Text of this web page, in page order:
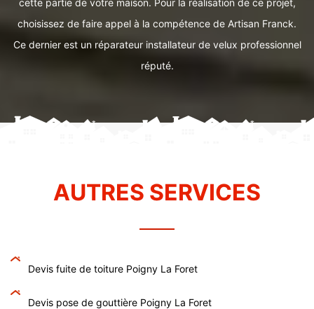
cette partie de votre maison. Pour la réalisation de ce projet,
choisissez de faire appel à la compétence de Artisan Franck.
Ce dernier est un réparateur installateur de velux professionnel
réputé.
AUTRES SERVICES
Devis fuite de toiture Poigny La Foret
Devis pose de gouttière Poigny La Foret